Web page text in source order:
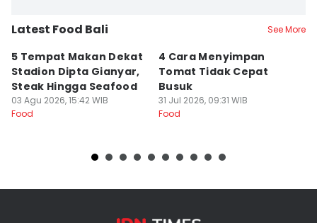
Latest Food Bali See More
5 Tempat Makan Dekat
Stadion Dipta Gianyar,
Steak Hingga Seafood
03 Agu 2026, 15:42 WIB
Food
4 Cara Menyimpan
Tomat Tidak Cepat
Busuk
31 Jul 2026, 09:31 WIB
Food